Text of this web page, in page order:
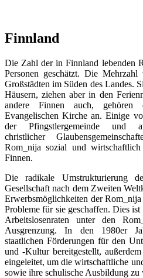
Finnland
Die Zahl der in Finnland lebenden
Personen geschätzt. Die
Großstädten im Süden des Landes.
Häusern, ziehen aber in den
andere Finnen auch,
Evangelischen Kirche an. Einige
der Pfingstlergemeinde und
christlicher
Rom_nija sozial und
Finnen.
Die radikale Umstrukturierung
Gesellschaft nach dem Zweiten
Erwerbsmöglichkeiten der
Probleme für sie geschaffen. Dies
Arbeitslosenraten unter den
Ausgrenzung. In den 1980er
staatlichen Förderungen für den
und -Kultur bereitgestellt,
eingeleitet, um die wirtschaftliche
sowie ihre schulische Ausbildung zu